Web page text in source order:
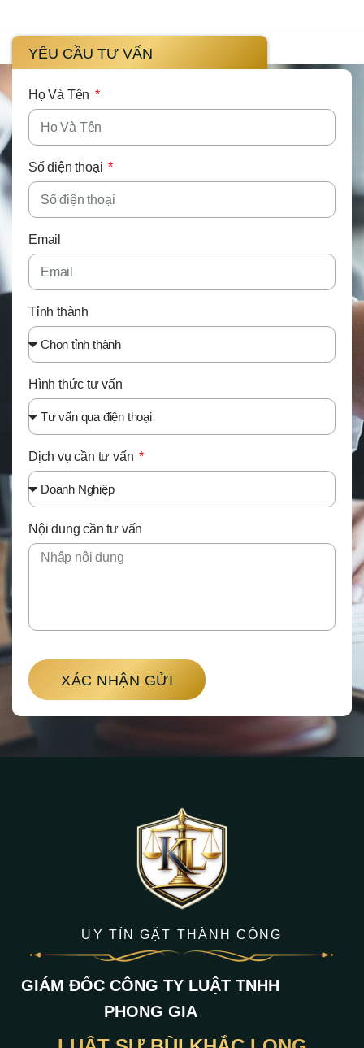
YÊU CẦU TƯ VẤN
Họ Và Tên
Số điện thoại
Email
Tỉnh thành
Hình thức tư vấn
Dịch vụ cần tư vấn
Nội dung cần tư vấn
XÁC NHẬN GỬI
UY TÍN GẶT THÀNH CÔNG
GIÁM ĐỐC CÔNG TY LUẬT TNHH
PHONG GIA